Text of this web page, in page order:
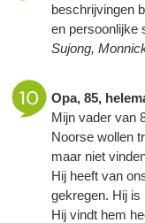
beschrijvingen
en persoonlijke
Sujong,
Opa, 85,
Mijn vader van
Noorse wollen
maar niet
Hij heeft van
gekregen. Hij is
Hij vindt hem